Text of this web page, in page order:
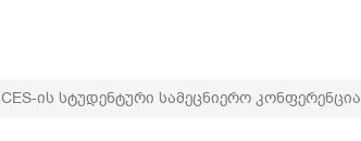
CES-ის სტუდენტური სამეცნიერო კონფერენცია